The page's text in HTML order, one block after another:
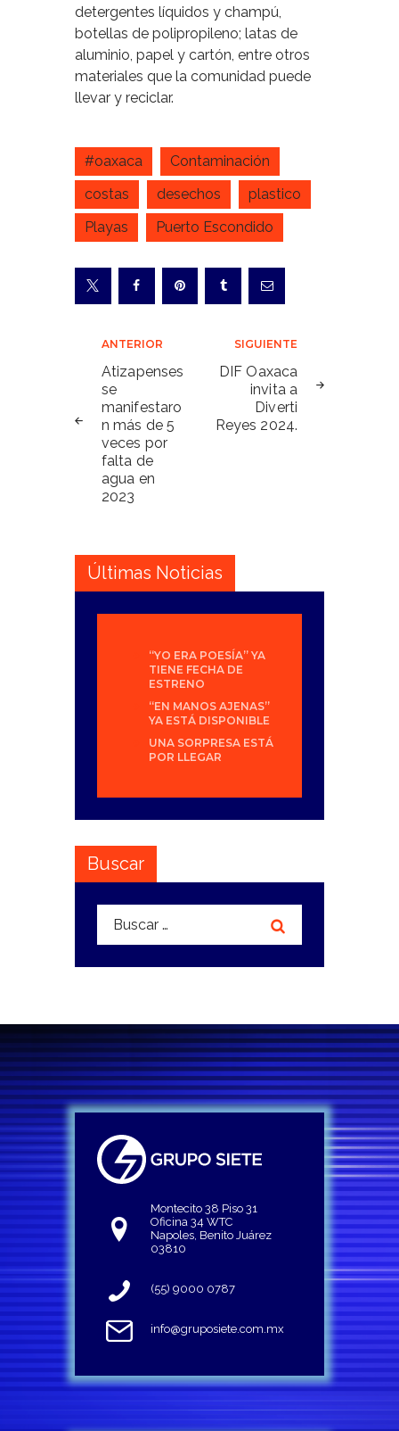
detergentes líquidos y champú,
botellas de polipropileno; latas de
aluminio, papel y cartón, entre otros
materiales que la comunidad puede
llevar y reciclar.
#oaxaca
Contaminación
costas
desechos
plastico
Playas
Puerto Escondido
Navegación
de
entradas
ANTERIOR
Atizapenses
se
manifestaro
n más de 5
veces por
falta de
agua en
2023
SIGUIENTE
DIF Oaxaca
invita a
Diverti
Reyes 2024.
Últimas Noticias
“YO ERA POESÍA” YA
TIENE FECHA DE
ESTRENO
“EN MANOS AJENAS”
YA ESTÁ DISPONIBLE
UNA SORPRESA ESTÁ
POR LLEGAR
Buscar
Buscar:
Montecito 38 Piso 31
Oficina 34 WTC
Napoles, Benito Juárez
03810
(55) 9000 0787
info@gruposiete.com.mx